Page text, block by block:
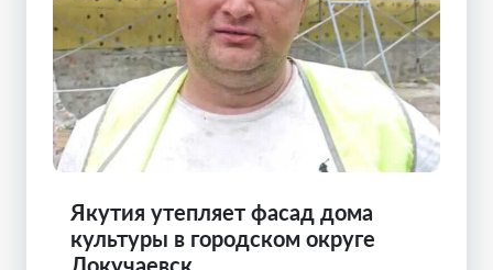
Якутия утепляет фасад дома
культуры в городском округе
Докучаевск